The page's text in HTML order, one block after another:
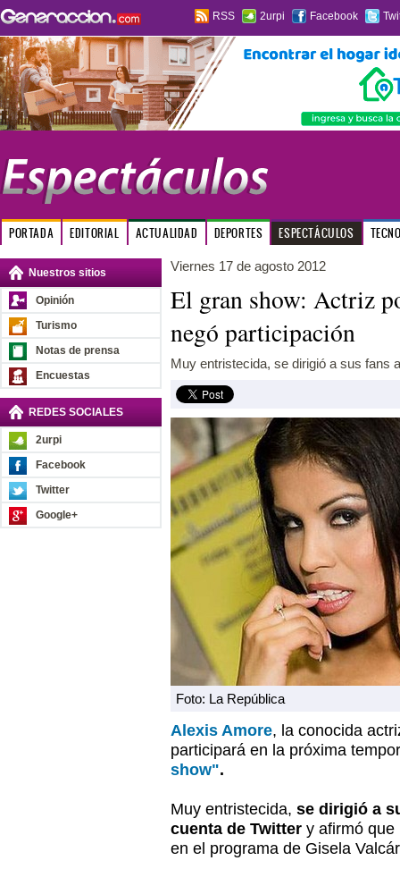
RSS 2urpi Facebook
PORTADA EDITORIAL ACTUALIDAD DEPORTES ESPECTÁCULOS
Nuestros sitios
Opinión
Turismo
Notas de prensa
Encuestas
REDES SOCIALES
2urpi
Facebook
Twitter
Google+
Viernes 17 de agosto 2012
El gran show: Actriz
negó participación
Muy entristecida, se dirigió a sus fans
Foto: La República
Alexis Amore, la conocida
participará en la próxima
show".
Muy entristecida, se dirigió a
cuenta de Twitter y afirmó que
en el programa de Gisela